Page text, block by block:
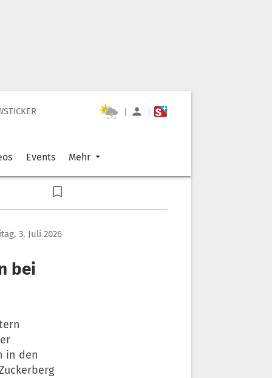
| |
Events Mehr
3. Juli 2026
bei
in den